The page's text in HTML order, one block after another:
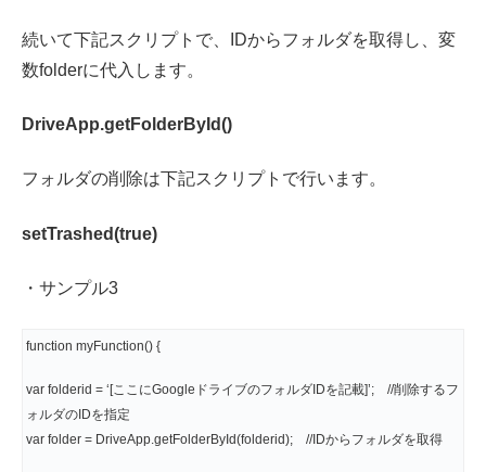
続いて下記スクリプトで、IDからフォルダを取得し、変
数folderに代入します。
DriveApp.getFolderById()
フォルダの削除は下記スクリプトで行います。
setTrashed(true)
・サンプル3
function myFunction() {
var folderid = ‘[ここにGoogleドライブのフォルダIDを記載]’; //削除するフ
ォルダのIDを指定
var folder = DriveApp.getFolderById(folderid); //IDからフォルダを取得